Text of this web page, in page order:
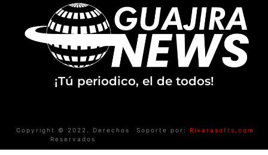
¡Tú periodico, el de todos!
Copyright © 2022. Derechos
Reservados
Soporte por: Riverasofts.com